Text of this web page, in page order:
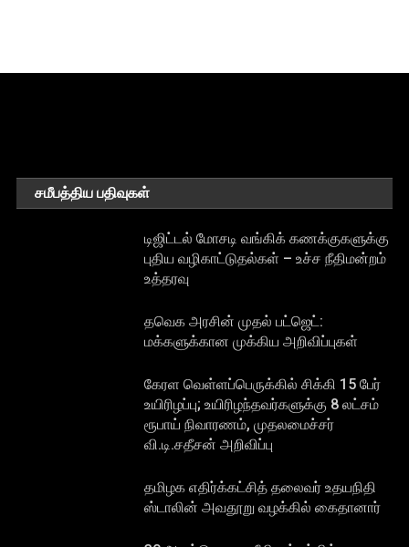
சமீபத்திய பதிவுகள்
டிஜிட்டல் மோசடி வங்கிக் கணக்குகளுக்கு
புதிய வழிகாட்டுதல்கள் – உச்ச நீதிமன்றம்
உத்தரவு
தவெக அரசின் முதல் பட்ஜெட்:
மக்களுக்கான முக்கிய அறிவிப்புகள்
கேரள வெள்ளப்பெருக்கில் சிக்கி 15 பேர்
உயிரிழப்பு; உயிரிழந்தவர்களுக்கு 8 லட்சம்
ரூபாய் நிவாரணம், முதலமைச்சர்
வி.டி.சதீசன் அறிவிப்பு
தமிழக எதிர்க்கட்சித் தலைவர் உதயநிதி
ஸ்டாலின் அவதூறு வழக்கில் கைதானார்